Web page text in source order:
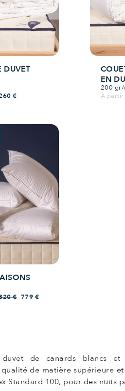
DUVET
€
EN
200 gr/
À partir
de base
€ Prix
779 €
de canards blancs
de matière supérieure
Standard 100, pour des nuits